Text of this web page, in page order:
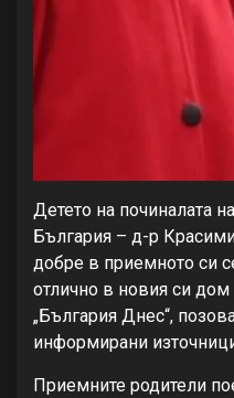
Детето на починалата
България – д-р
добре в приемното си
отлично в новия си
„България Днес“,
информирани
Приемните родители